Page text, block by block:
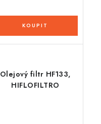
Olejový filtr HF133,
HIFLOFILTRO